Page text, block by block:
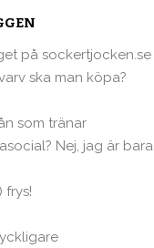
på sockertjocken.se
ska man köpa?
som tränar
Nej, jag är bara
frys!